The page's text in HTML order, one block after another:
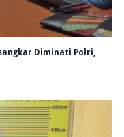
Diminati Polri,